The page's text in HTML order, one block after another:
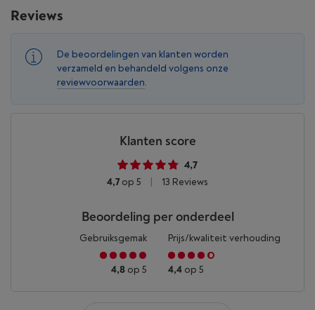
Reviews
De beoordelingen van klanten worden
verzameld en behandeld volgens onze
reviewvoorwaarden.
Klanten score
4,7
4,7op 5 13 Reviews
Beoordeling per onderdeel
Gebruiksgemak
4,8 op 5
Prijs/kwaliteit verhouding
4,4 op 5